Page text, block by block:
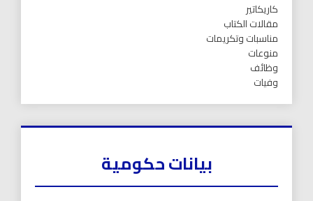
كاريكاتير
مقالات الكتاب
مناسبات وتكريمات
منوعات
وظائف
وفيات
بيانات حكومية